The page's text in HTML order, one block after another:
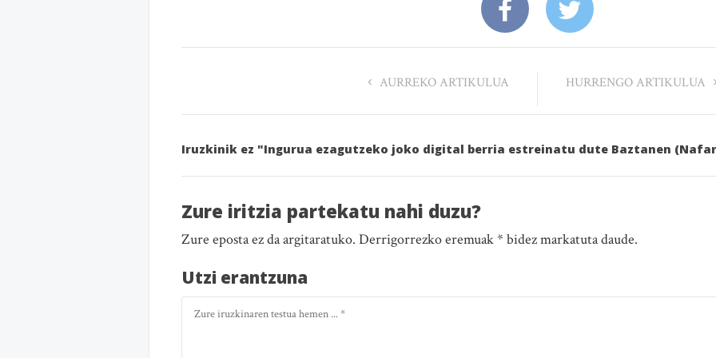
AURREKO ARTIKULUA HURRENGO ARTIKULUA
Iruzkinik ez "Ingurua ezagutzeko joko digital berria estreinatu dute Baztanen
Zure iritzia partekatu nahi duzu?
Zure eposta ez da argitaratuko. Derrigorrezko eremuak * bidez markatuta daude.
Utzi erantzuna